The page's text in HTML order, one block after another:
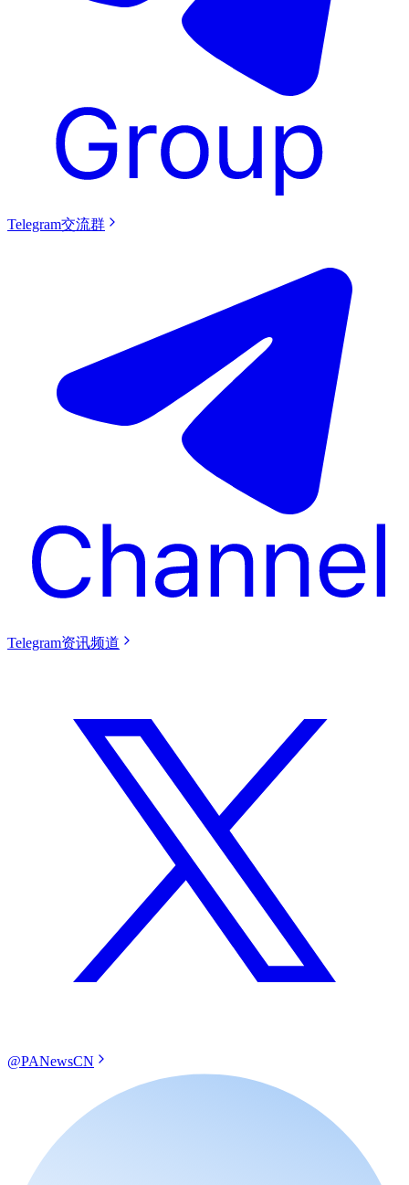
Telegram交流群
Telegram资讯频道
@PANewsCN